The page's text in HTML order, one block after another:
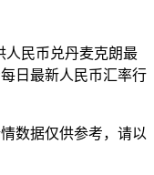
人民币兑丹麦克朗最
日最新人民币汇率行
数据仅供参考，请以